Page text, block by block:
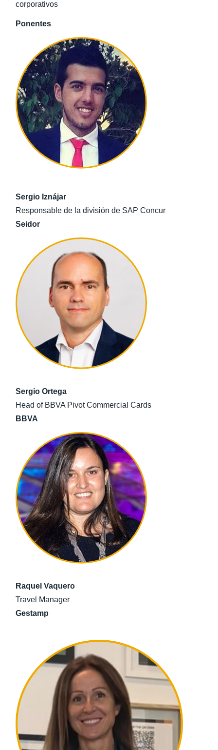
corporativos
Ponentes
Sergio Iznájar
Responsable de la división de SAP Concur
Seidor
Sergio Ortega
Head of BBVA Pivot Commercial Cards
BBVA
Raquel Vaquero
Travel Manager
Gestamp